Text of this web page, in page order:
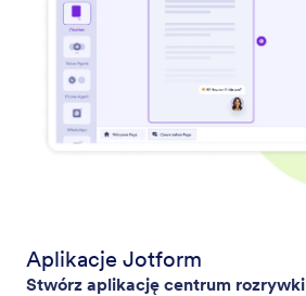
Aplikacje Jotform
Stwórz aplikację centrum rozrywki